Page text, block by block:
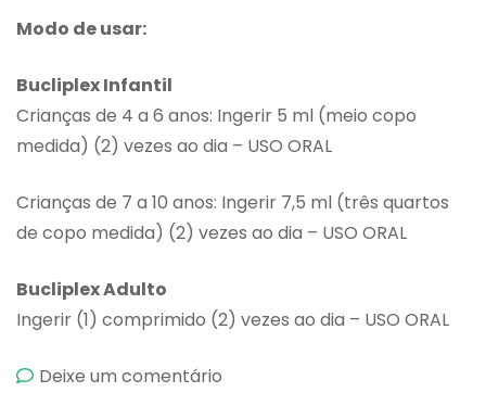
Modo de usar:
Bucliplex Infantil
Crianças de 4 a 6 anos: Ingerir 5 ml (meio copo
medida) (2) vezes ao dia – USO ORAL
Crianças de 7 a 10 anos: Ingerir 7,5 ml (três quartos
de copo medida) (2) vezes ao dia – USO ORAL
Bucliplex Adulto
Ingerir (1) comprimido (2) vezes ao dia – USO ORAL
Deixe um comentário